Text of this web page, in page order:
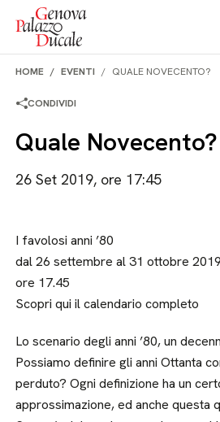
Salta al contenuto
HOME EVENTI QUALE NOVECENTO?
CONDIVIDI
Quale Novecento?
26 Set 2019, ore 17:45
I favolosi anni ’80
dal 26 settembre al 31 ottobre 2019
ore 17.45
Scopri qui il calendario completo
Lo scenario degli anni ’80, un
Possiamo definire gli anni Ottanta
perduto? Ogni definizione ha un
approssimazione, ed anche questa